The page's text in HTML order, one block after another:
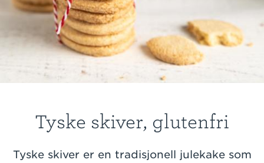
Tyske skiver, glutenfri
Tyske skiver er en tradisjonell julekake som